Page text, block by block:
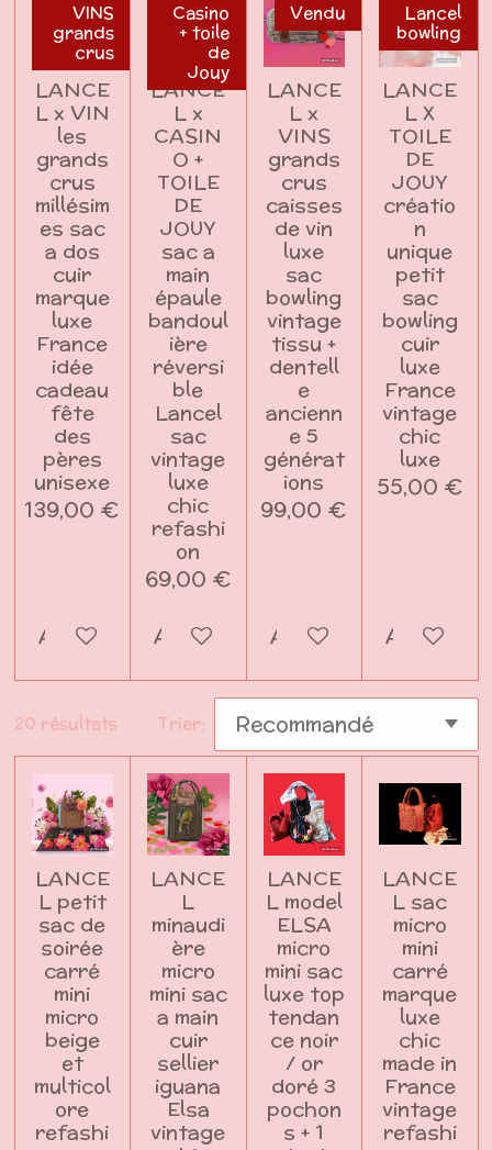
VINS
grands
crus
LANCE
L x VIN
les
grands
crus
millésim
es sac
a dos
cuir
marque
luxe
France
idée
cadeau
fête
des
pères
unisexe
139,00 €
Ajouter au panier
Casino
+ toile
de
Jouy
LANCE
L x
CASIN
O +
TOILE
DE
JOUY
sac a
main
épaule
bandoul
ière
réversi
ble
Lancel
sac
vintage
luxe
chic
refashi
on
69,00 €
Ajouter au panier
Vendu
LANCE
L x
VINS
grands
crus
caisses
de vin
luxe
sac
bowling
vintage
tissu +
dentell
e
ancienn
e 5
générat
ions
99,00 €
Ajouter au panier
Lancel
bowling
LANCE
L X
TOILE
DE
JOUY
créatio
n
unique
petit
sac
bowling
cuir
luxe
France
vintage
chic
luxe
55,00 €
Ajouter
20 résultats Trier:
LANCE
L petit
sac de
soirée
carré
mini
micro
beige
et
multicol
ore
refashi
LANCE
L
minaudi
ère
micro
mini sac
a main
cuir
sellier
iguana
Elsa
vintage
LANCE
L model
ELSA
micro
mini sac
luxe top
tendan
ce noir
/ or
doré 3
pochon
s + 1
LANCE
L sac
micro
mini
carré
marque
luxe
chic
made in
France
vintage
refashi